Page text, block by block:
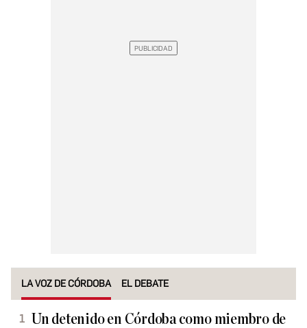
LA VOZ DE CÓRDOBA EL DEBATE
Un detenido en Córdoba como miembro de